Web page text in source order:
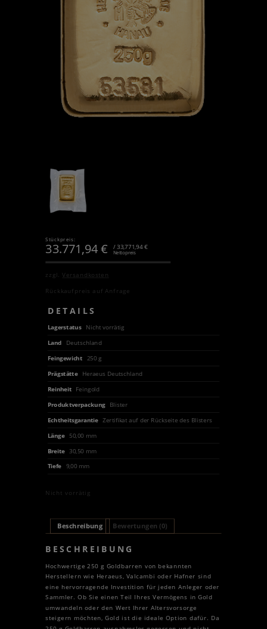
Stückpreis:
33.771,94€ / 33,771,94 €
Nettopreis
zzgl.Versandkosten
Rückkaufpreis auf Anfrage
DETAILS
Lagerstatus
Nicht vorrätig
Land
Deutschland
Feingewicht
250 g
Prägstätte
Heraeus Deutschland
Reinheit
Feingold
Produktverpackung
Blister
Echtheitsgarantie Zertifikat auf der Rückseite des Blisters
Länge
50,00 mm
Breite
30,50 mm
Tiefe 9,00 mm
Nicht vorrätig
Beschreibung Bewertungen (0)
BESCHREIBUNG
Hochwertige 250 g Goldbarren von bekannten
Herstellern wie Heraeus, Valcambi oder Hafner sind
eine hervorragende Investition für jeden Anleger oder
Sammler. Ob Sie einen Teil Ihres Vermögens in Gold
umwandeln oder den Wert Ihrer Altersvorsorge
steigern möchten, Gold ist die ideale Option dafür. Da